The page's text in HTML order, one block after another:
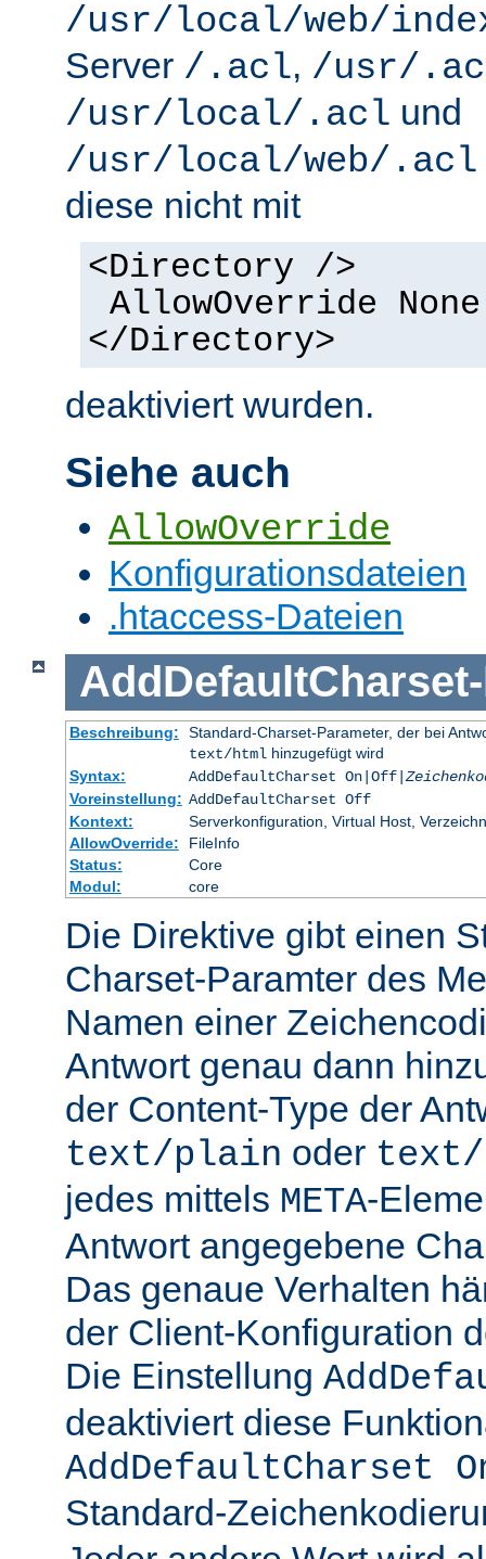
/usr/local/web/
Server /.acl, /usr/
/usr/local/.acl und
/usr/local/web/.acl
diese nicht mit
<Directory />
AllowOverride None
</Directory>
deaktiviert wurden.
Siehe auch
AllowOverride
Konfigurationsdateien
.htaccess-Dateien
AddDefaultCharset-
Beschreibung:
Standard-Charset-Parameter, der bei
text/html hinzugefügt wird
Syntax:
AddDefaultCharset On|Off|
Voreinstellung: AddDefaultCharset Off
Kontext:
Serverkonfiguration, Virtual Host,
AllowOverride:
FileInfo
Status:
Core
Modul:
core
Die Direktive gibt einen
Charset-Paramter des
Namen einer
Antwort genau dann
der Content-Type der
text/plain oder text/
jedes mittels META-
Antwort angegebene
Das genaue Verhalten
der Client-Konfiguration
Die Einstellung
deaktiviert diese
AddDefaultCharset
Standard-